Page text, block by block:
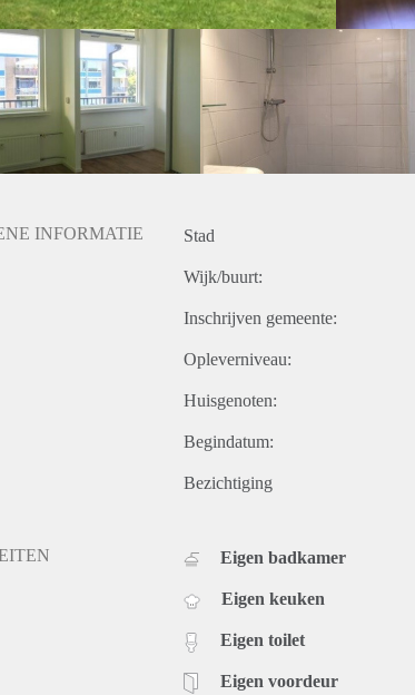
INFORMATIE Stad
Wijk/buurt:
Inschrijven gemeente:
Opleverniveau:
Huisgenoten:
Begindatum:
Bezichtiging
Eigen badkamer
Eigen keuken
Eigen toilet
Eigen voordeur